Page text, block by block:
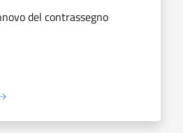
del contrassegno